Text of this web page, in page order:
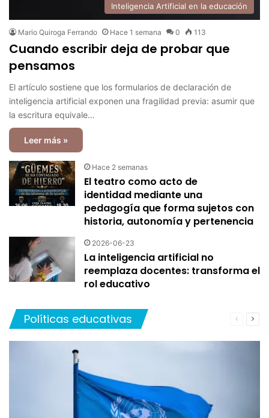
Inteligencia Artificial en la educación
Mario Quiroga Ferrando Hace 1 semana 0 113
Cuando escribir deja de probar que
pensamos
El artículo sostiene que los formularios de declaración de
inteligencia artificial exponen una fragilidad previa: asumir que
la escritura equivale…
Leer más »
Hace 2 semanas
El teatro como acto de
identidad mediante una
pedagogía que forma sujetos con
historia, autonomía y pertenencia
2026-06-23
La inteligencia artificial no
reemplaza docentes: transforma el
rol educativo
Políticas educativas
Página